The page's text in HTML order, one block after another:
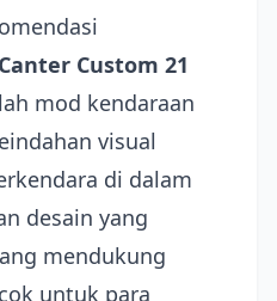
Canter Custom 21
mod kendaraan
visual
di dalam
desain yang
mendukung
untuk para